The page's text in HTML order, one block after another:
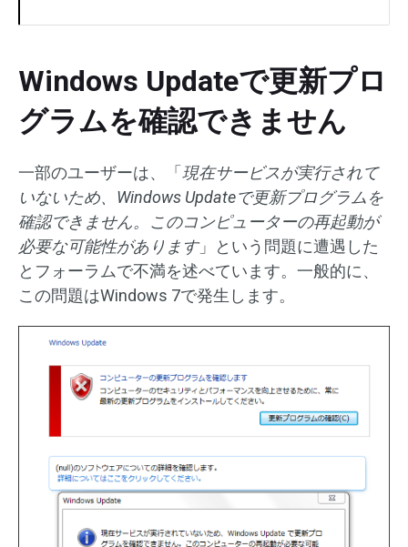
Windows Updateで更新プロ
グラムを確認できません
一部のユーザーは、「 現在サービスが実行されて
いないため、Windows Updateで更新プログラムを
確認できません。このコンピューターの再起動が
必要な可能性があります」という問題に遭遇した
とフォーラムで不満を述べています。一般的に、
この問題はWindows 7で発生します。